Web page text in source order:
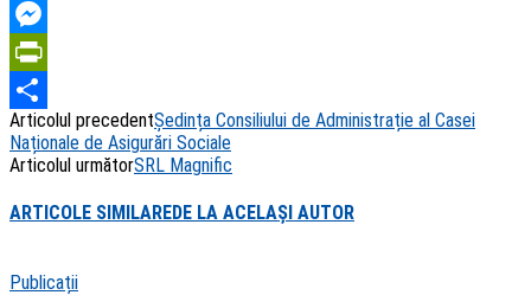
LinkedIn
Messenger
PrintFriendly
Share
Articolul precedentȘedința Consiliului de Administrație al Casei
Naționale de Asigurări Sociale
Articolul următorSRL Magnific
ARTICOLE SIMILAREDE LA ACELAȘI AUTOR
Publicații